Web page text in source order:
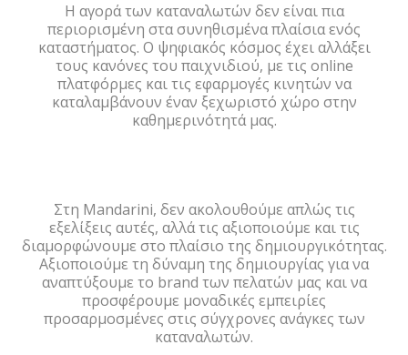
Η αγορά των καταναλωτών δεν είναι πια
περιορισμένη στα συνηθισμένα πλαίσια ενός
καταστήματος. Ο ψηφιακός κόσμος έχει αλλάξει
τους κανόνες του παιχνιδιού, με τις online
πλατφόρμες και τις εφαρμογές κινητών να
καταλαμβάνουν έναν ξεχωριστό χώρο στην
καθημερινότητά μας.
Στη Mandarini, δεν ακολουθούμε απλώς τις
εξελίξεις αυτές, αλλά τις αξιοποιούμε και τις
διαμορφώνουμε στο πλαίσιο της δημιουργικότητας.
Αξιοποιούμε τη δύναμη της δημιουργίας για να
αναπτύξουμε το brand των πελατών μας και να
προσφέρουμε μοναδικές εμπειρίες
προσαρμοσμένες στις σύγχρονες ανάγκες των
καταναλωτών.